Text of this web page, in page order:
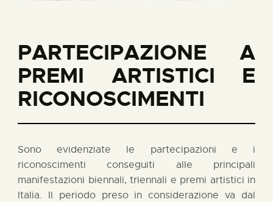
PARTECIPAZIONE A
PREMI ARTISTICI E
RICONOSCIMENTI
Sono evidenziate le partecipazioni e i
riconoscimenti conseguiti alle principali
manifestazioni biennali, triennali e premi artistici in
Italia. Il periodo preso in considerazione va dal